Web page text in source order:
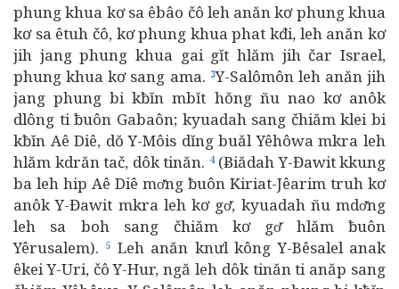
phung khua kơ sa êbâo čô leh anăn kơ phung khua
kơ sa êtuh čô, kơ phung khua phat kđi, leh anăn kơ
jih jang phung khua gai gĭt hlăm jih čar Israel,
phung khua kơ sang ama. 3Y-Salômôn leh anăn jih
jang phung bi kƀĭn mbĭt hŏng ñu nao kơ anôk
dlông ti ƀuôn Gabaôn; kyuadah sang čhiăm klei bi
kƀĭn Aê Diê, dŏ Y-Môis dĭng buăl Yêhôwa mkra leh
hlăm kdrăn tač, dôk tinăn. 4(Ƀiădah Y-Đawit kkung
ba leh hip Aê Diê mơ̆ng ƀuôn Kiriat-Jêarim truh kơ
anôk Y-Đawit mkra leh kơ gơ̆, kyuadah ñu mdơ̆ng
leh sa boh sang čhiăm kơ gơ̆ hlăm ƀuôn
Yêrusalem).
5 Leh anăn knưl kông Y-Bêsalel anak
êkei Y-Uri, čô Y-Hur, ngă leh dôk tinăn ti anăp sang